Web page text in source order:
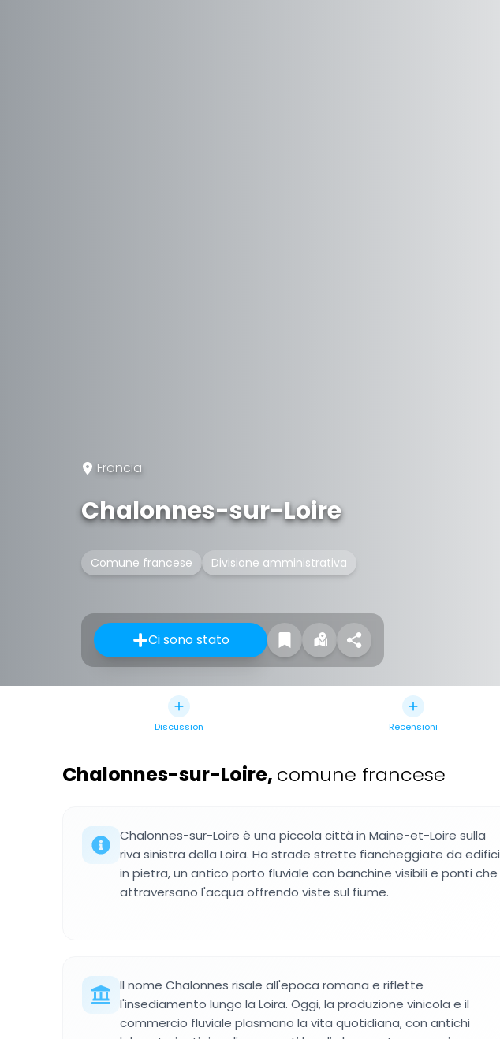
Francia
Chalonnes-sur-Loire
Comune francese Divisione amministrativa
Ci sono stato
Discussion Recensioni
Chalonnes-sur-Loire, comune francese
Chalonnes-sur-Loire è una piccola città in Maine-et-Loire sulla
riva sinistra della Loira. Ha strade strette fiancheggiate da edifici
in pietra, un antico porto fluviale con banchine visibili e ponti che
attraversano l'acqua offrendo viste sul fiume.
Il nome Chalonnes risale all'epoca romana e riflette
l'insediamento lungo la Loira. Oggi, la produzione vinicola e il
commercio fluviale plasmano la vita quotidiana, con antichi